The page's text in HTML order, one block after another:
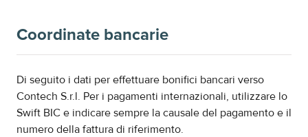
Coordinate bancarie
Di seguito i dati per effettuare bonifici bancari verso
Contech S.r.l. Per i pagamenti internazionali, utilizzare lo
Swift BIC e indicare sempre la causale del pagamento e il
numero della fattura di riferimento.